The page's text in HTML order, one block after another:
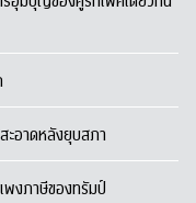
อาดหลังยุบสภา
งภาษีของทรัมป์